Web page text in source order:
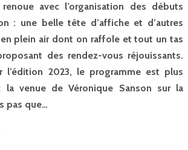
avec l’organisation des débuts
: une belle tête d’affiche et d’autres
plein air dont on raffole et tout un tas
des rendez-vous réjouissants.
l’édition 2023, le programme est plus
la venue de Véronique Sanson sur la
pas que…